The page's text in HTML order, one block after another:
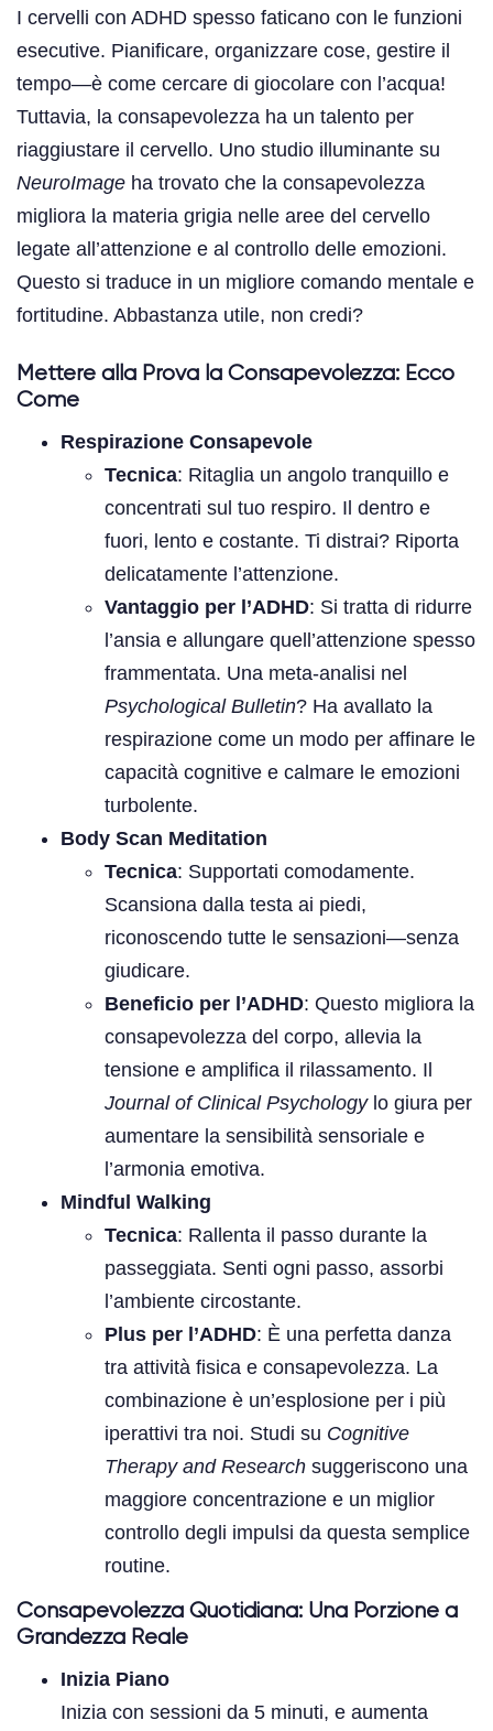
I cervelli con ADHD spesso faticano con le funzioni
esecutive. Pianificare, organizzare cose, gestire il
tempo—è come cercare di giocolare con l’acqua!
Tuttavia, la consapevolezza ha un talento per
riaggiustare il cervello. Uno studio illuminante su
NeuroImage ha trovato che la consapevolezza
migliora la materia grigia nelle aree del cervello
legate all’attenzione e al controllo delle emozioni.
Questo si traduce in un migliore comando mentale e
fortitudine. Abbastanza utile, non credi?
Mettere alla Prova la Consapevolezza: Ecco
Come
Respirazione Consapevole
Tecnica: Ritaglia un angolo tranquillo e
concentrati sul tuo respiro. Il dentro e
fuori, lento e costante. Ti distrai? Riporta
delicatamente l’attenzione.
Vantaggio per l’ADHD: Si tratta di ridurre
l’ansia e allungare quell’attenzione spesso
frammentata. Una meta-analisi nel
Psychological Bulletin? Ha avallato la
respirazione come un modo per affinare le
capacità cognitive e calmare le emozioni
turbolente.
Body Scan Meditation
Tecnica: Supportati comodamente.
Scansiona dalla testa ai piedi,
riconoscendo tutte le sensazioni—senza
giudicare.
Beneficio per l’ADHD: Questo migliora la
consapevolezza del corpo, allevia la
tensione e amplifica il rilassamento. Il
Journal of Clinical Psychologylo giura per
aumentare la sensibilità sensoriale e
l’armonia emotiva.
Mindful Walking
Tecnica: Rallenta il passo durante la
passeggiata. Senti ogni passo, assorbi
l’ambiente circostante.
Plus per l’ADHD: È una perfetta danza
tra attività fisica e consapevolezza. La
combinazione è un’esplosione per i più
iperattivi tra noi. Studi su Cognitive
Therapy and Research suggeriscono una
maggiore concentrazione e un miglior
controllo degli impulsi da questa semplice
routine.
Consapevolezza Quotidiana: Una Porzione a
Grandezza Reale
Inizia Piano
Inizia con sessioni da 5 minuti, e aumenta